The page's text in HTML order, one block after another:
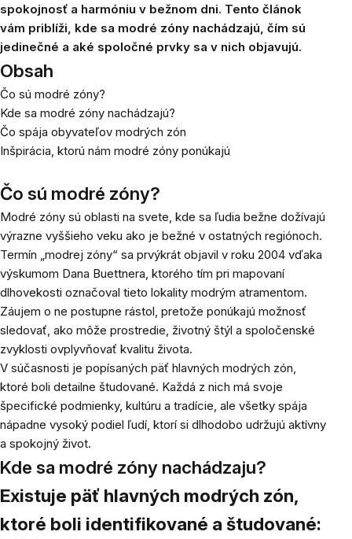
spokojnosť a harmóniu v bežnom dni. Tento článok
vám priblíži, kde sa modré zóny nachádzajú, čím sú
jedinečné a aké spoločné prvky sa v nich objavujú.
Obsah
Čo sú modré zóny?
Kde sa modré zóny nachádzajú?
Čo spája obyvateľov modrých zón
Inšpirácia, ktorú nám modré zóny ponúkajú
Čo sú modré zóny?
Modré zóny sú oblasti na svete, kde sa ľudia bežne dožívajú
výrazne vyššieho veku ako je bežné v ostatných regiónoch.
Termín „modrej zóny“ sa prvýkrát objavil v roku 2004 vďaka
výskumom Dana Buettnera, ktorého tím pri mapovaní
dlhovekosti označoval tieto lokality modrým atramentom.
Záujem o ne postupne rástol, pretože ponúkajú možnosť
sledovať, ako môže prostredie, životný štýl a spoločenské
zvyklosti ovplyvňovať kvalitu života.
V súčasnosti je popísaných päť hlavných modrých zón,
ktoré boli detailne študované. Každá z nich má svoje
špecifické podmienky, kultúru a tradície, ale všetky spája
nápadne vysoký podiel ľudí, ktorí si dlhodobo udržujú aktívny
a spokojný život.
Kde sa modré zóny nachádzaju?
Existuje päť hlavných modrých zón,
ktoré boli identifikované a študované: